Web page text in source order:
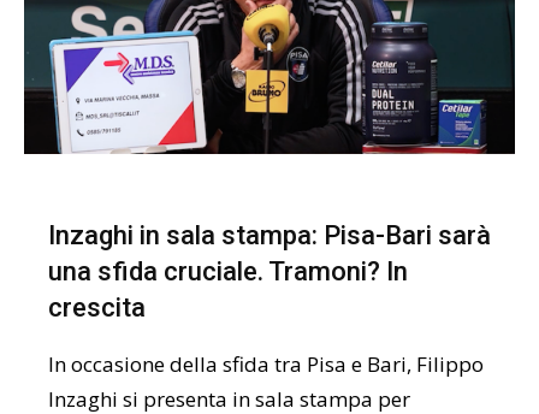
Inzaghi in sala stampa: Pisa-Bari sarà
una sfida cruciale. Tramoni? In
crescita
In occasione della sfida tra Pisa e Bari, Filippo
Inzaghi si presenta in sala stampa per